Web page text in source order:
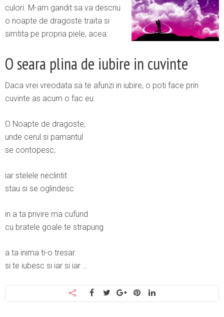
culori. M-am gandit sa va descriu
o noapte de dragoste traita si
simtita pe propria piele, acea:
O seara plina de iubire in cuvinte
Daca vrei vreodata sa te afunzi in iubire, o poti face prin
cuvinte as acum o fac eu:
O Noapte de dragoste;
unde cerul si pamantul
se contopesc,
iar stelele neclintit
stau si se oglindesc
in a ta privire ma cufund
cu bratele goale te strapung
a ta inima ti-o tresar
si te iubesc si iar si iar …